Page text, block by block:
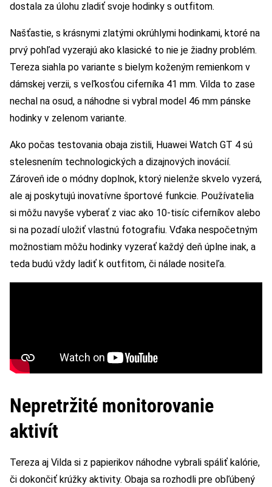
dostala za úlohu zladiť svoje hodinky s outfitom.
Našťastie, s krásnymi zlatými okrúhlymi hodinkami, ktoré na
prvý pohľad vyzerajú ako klasické to nie je žiadny problém.
Tereza siahla po variante s bielym koženým remienkom v
dámskej verzii, s veľkosťou ciferníka 41 mm. Vilda to zase
nechal na osud, a náhodne si vybral model 46 mm pánske
hodinky v zelenom variante.
Ako počas testovania obaja zistili, Huawei Watch GT 4 sú
stelesnením technologických a dizajnových inovácií.
Zároveň ide o módny doplnok, ktorý nielenže skvelo vyzerá,
ale aj poskytujú inovatívne športové funkcie. Používatelia
si môžu navyše vyberať z viac ako 10-tisíc ciferníkov alebo
si na pozadí uložiť vlastnú fotografiu. Vďaka nespočetným
možnostiam môžu hodinky vyzerať každý deň úplne inak, a
teda budú vždy ladiť k outfitom, či nálade nositeľa.
Nepretržité monitorovanie
aktivít
Tereza aj Vilda si z papierikov náhodne vybrali spáliť kalórie,
či dokončiť krúžky aktivity. Obaja sa rozhodli pre obľúbený